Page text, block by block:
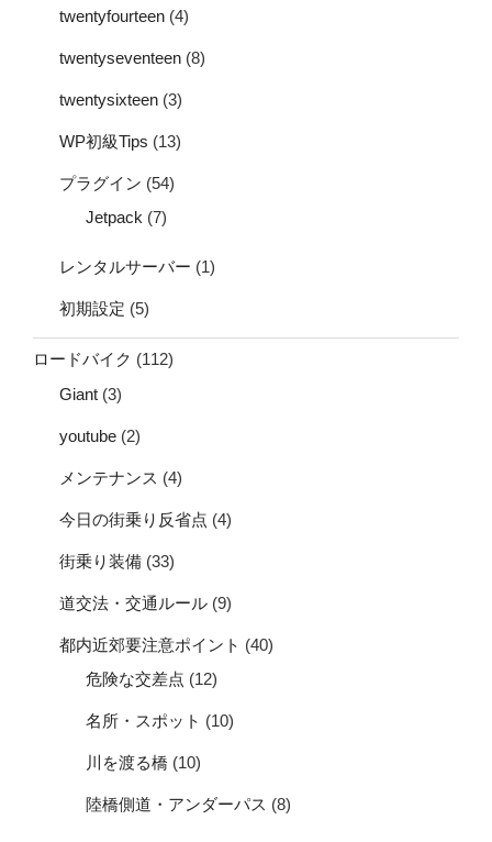
twentyfourteen (4)
twentyseventeen (8)
twentysixteen (3)
WP初級Tips (13)
プラグイン (54)
Jetpack (7)
レンタルサーバー (1)
初期設定 (5)
ロードバイク (112)
Giant (3)
youtube (2)
メンテナンス (4)
今日の街乗り反省点 (4)
街乗り装備 (33)
道交法・交通ルール (9)
都内近郊要注意ポイント (40)
危険な交差点 (12)
名所・スポット (10)
川を渡る橋 (10)
陸橋側道・アンダーパス (8)